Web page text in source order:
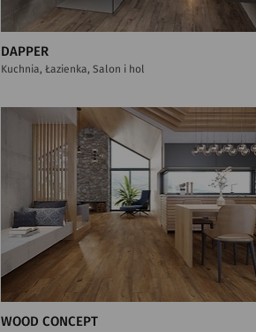
DAPPER
Kuchnia, Łazienka, Salon i hol
WOOD CONCEPT